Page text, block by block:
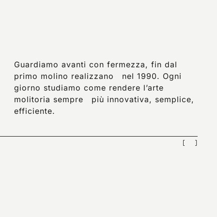
Guardiamo avanti con fermezza, fin dal
primo molino realizzano nel 1990. Ogni
giorno studiamo come rendere l’arte
molitoria sempre più innovativa, semplice,
efficiente.